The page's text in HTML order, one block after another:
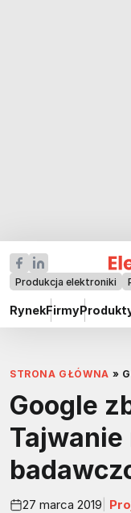
Produkcja elektroniki
RynekFirmy
STRONA GŁÓWNA »
Google
27 marca 2019